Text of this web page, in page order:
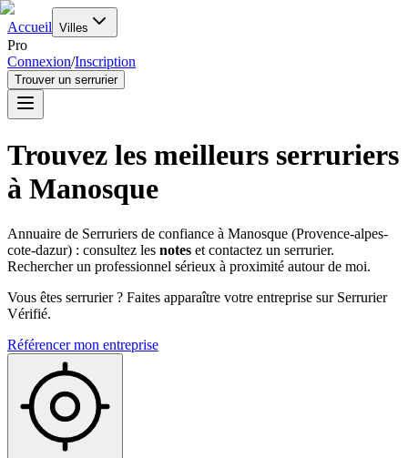
Accueil Villes
Pro
Connexion/Inscription
Trouver un serrurier
Trouvez les meilleurs serruriers
à Manosque
Annuaire de Serruriers de confiance à Manosque (Provence-alpes-
cote-dazur) : consultez les notes et contactez un serrurier.
Rechercher un professionnel sérieux à proximité autour de moi.
Vous êtes serrurier ? Faites apparaître votre entreprise sur Serrurier
Vérifié.
Référencer mon entreprise